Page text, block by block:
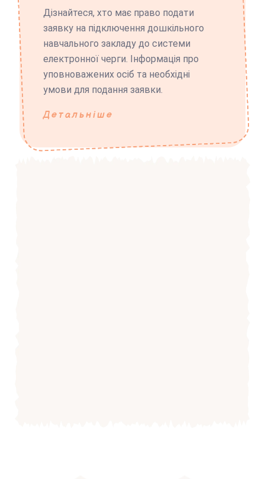
Дізнайтеся, хто має право подати
заявку на підключення дошкільного
навчального закладу до системи
електронної черги. Інформація про
уповноважених осіб та необхідні
умови для подання заявки.
Детальніше